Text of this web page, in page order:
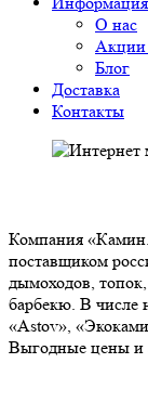
О нас
Акции
Блог
Доставка
Контакты
Компания
поставщиком
дымоходов,
барбекю. В числе
«Astov»,
Выгодные цены и